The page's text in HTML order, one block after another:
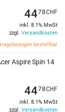
bestellbar
4478CHF
inkl. 8.1% MwSt
zzgl. Versandkosten
Aspire Spin 14
4478CHF
inkl. 8.1% MwSt
zzgl. Versandkosten